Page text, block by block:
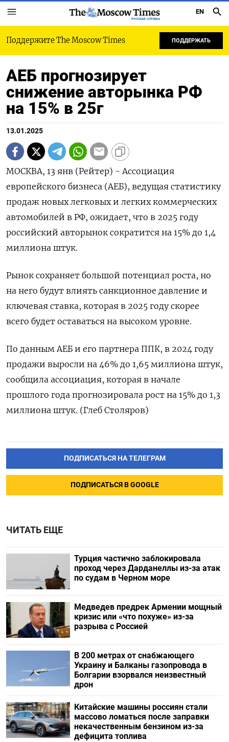
РУССКАЯ СЛУЖБА
EN
Поддержите The Moscow Times ПОДДЕРЖАТЬ
АЕБ прогнозирует
снижение авторынка РФ
на 15% в 25г
13.01.2025
МОСКВА, 13 янв (Рейтер) - Ассоциация
европейского бизнеса (АЕБ), ведущая статистику
продаж новых легковых и легких коммерческих
автомобилей в РФ, ожидает, что в 2025 году
российский авторынок сократится на 15% до 1,4
миллиона штук.
Рынок сохраняет большой потенциал роста, но
на него будут влиять санкционное давление и
ключевая ставка, которая в 2025 году скорее
всего будет оставаться на высоком уровне.
По данным АЕБ и его партнера ППК, в 2024 году
продажи выросли на 46% до 1,65 миллиона штук,
сообщила ассоциация, которая в начале
прошлого года прогнозировала рост на 15% до 1,3
миллиона штук. (Глеб Столяров)
ПОДПИСАТЬСЯ НА ТЕЛЕГРАМ
ПОДПИСАТЬСЯ В GOOGLE
ЧИТАТЬ ЕЩЕ
Турция частично заблокировала
проход через Дарданеллы из-за атак
по судам в Черном море
Медведев предрек Армении мощный
кризис или «что похуже» из-за
разрыва с Россией
В 200 метрах от снабжающего
Украину и Балканы газопровода в
Болгарии взорвался неизвестный
дрон
Китайские машины россиян стали
массово ломаться после заправки
некачественным бензином из-за
дефицита топлива